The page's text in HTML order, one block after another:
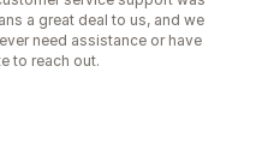
a great deal to us, and we
need assistance or have
to reach out.